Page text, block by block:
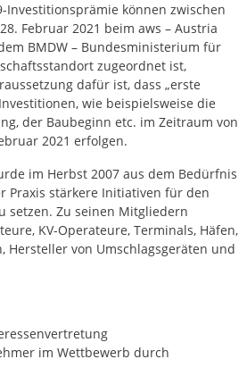
Investitionsprämie können zwischen
Februar 2021 beim aws – Austria
BMDW – Bundesministerium für
zugeordnet ist,
dafür ist, dass „erste
wie beispielsweise die
der Baubeginn etc. im Zeitraum von
2021 erfolgen.
im Herbst 2007 aus dem Bedürfnis
Praxis stärkere Initiativen für den
setzen. Zu seinen Mitgliedern
KV-Operateure, Terminals, Häfen,
Hersteller von Umschlagsgeräten und
im Wettbewerb durch